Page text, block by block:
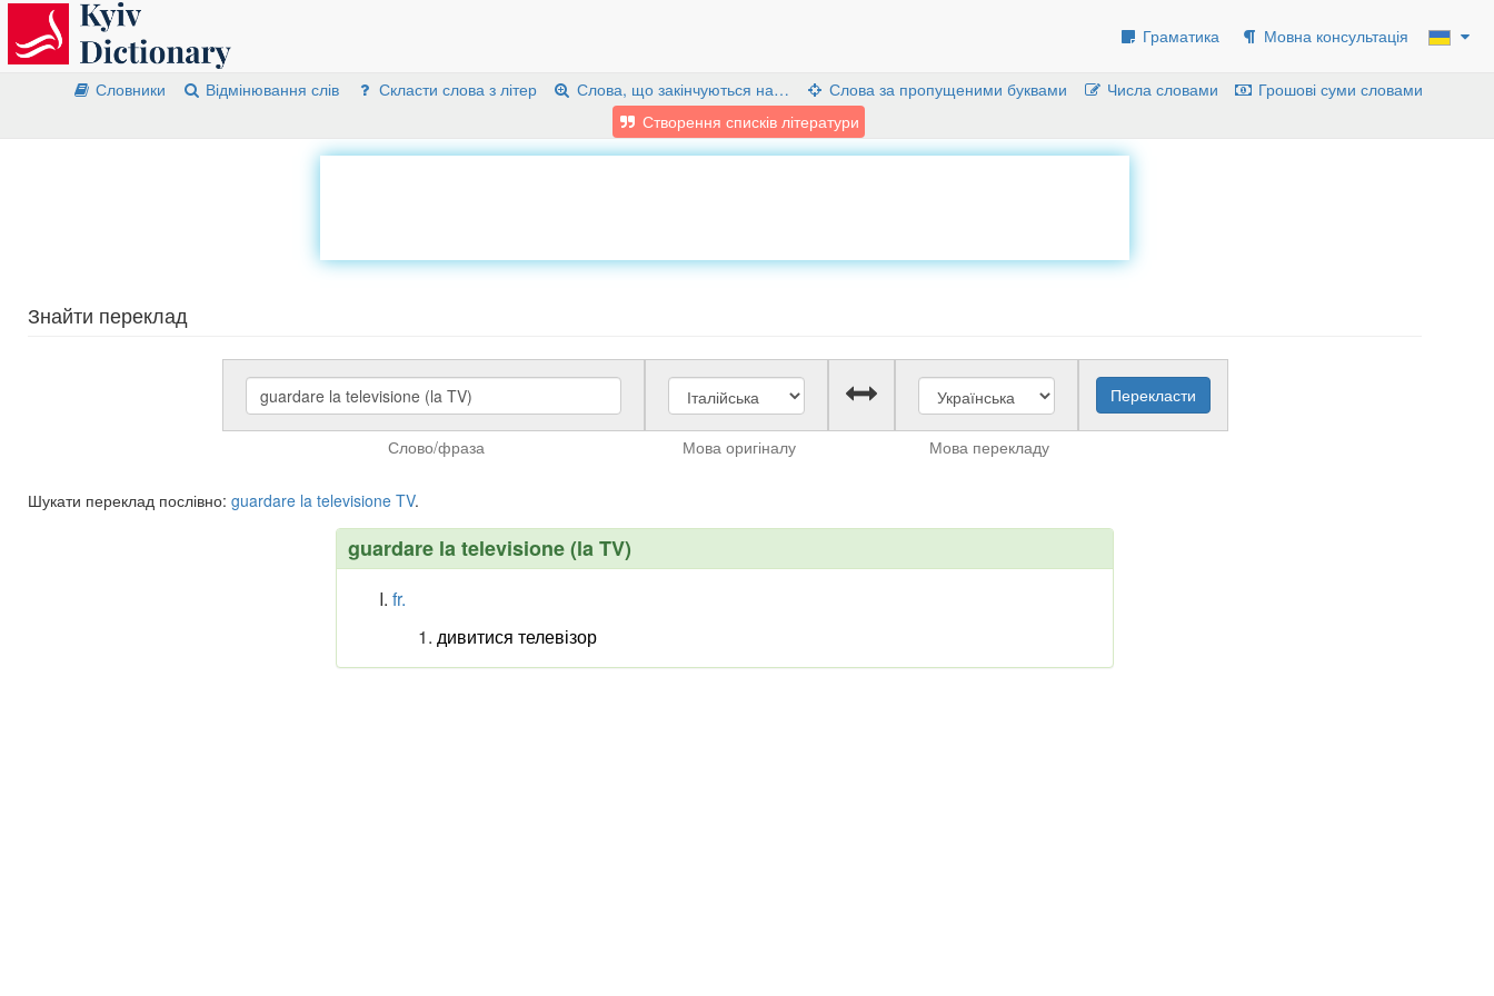
Граматика Мовна консультація
Словники Відмінювання слів Скласти слова з літер Слова, що закінчуються на… Слова за пропущеними буквами Числа словами
Грошові суми словами
Створення списків літератури
Знайти переклад
Слово/фраза Мова оригіналу Мова перекладу
Шукати переклад послівно: guardare la televisione TV.
guardare la televisione (la TV)
fr.
дивитися телевізор